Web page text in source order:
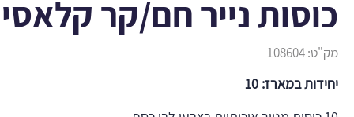
כוסות נייר חם/קר
מק"ט:108604
יחידות במארז: 10